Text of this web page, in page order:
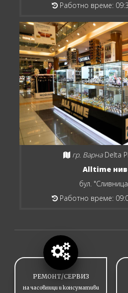
Работно време:
гр. Варна Delta
Alltime
бул.
Работно време:
РЕМОНТ/СЕРВИЗ
на часовници и консумативи